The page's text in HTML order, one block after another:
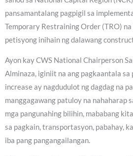
pansamantalang pagpigil sa
Temporary Restraining Order (TRO)
petisyong inihain ng dalawang
Ayon kay CWS National Chairperson
Alminaza, iginiit na ang pagkaantala sa
increase ay nagdudulot ng dagdag na
manggagawang patuloy na nahaharap
mga pangunahing bilihin, mababang
sa pagkain, transportasyon, pabahay,
iba pang pangangailangan.